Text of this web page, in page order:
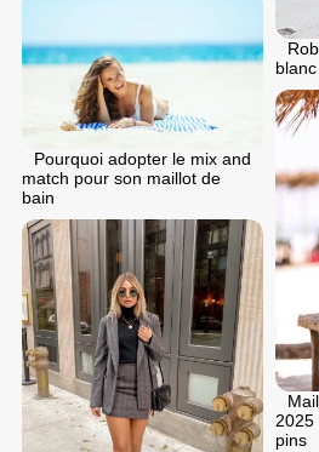
Pourquoi adopter le mix and
match pour son maillot de
bain
2025
pins